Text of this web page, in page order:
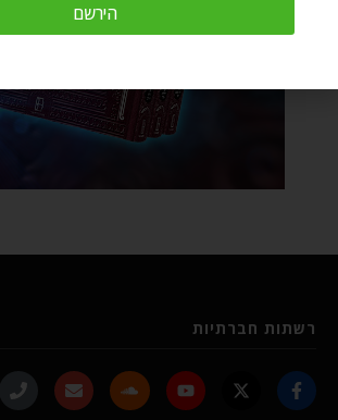
רשתות חברתיות
הירשם